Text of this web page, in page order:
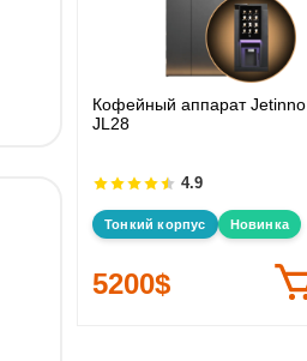
Кофейный аппарат Jetinno
JL28
4.9
Тонкий корпус Новинка
5200$